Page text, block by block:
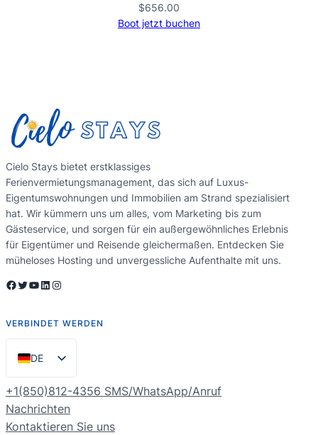
$656.00
Boot jetzt buchen
Cielo Stays bietet erstklassiges
Ferienvermietungsmanagement, das sich auf Luxus-
Eigentumswohnungen und Immobilien am Strand spezialisiert
hat. Wir kümmern uns um alles, vom Marketing bis zum
Gästeservice, und sorgen für ein außergewöhnliches Erlebnis
für Eigentümer und Reisende gleichermaßen. Entdecken Sie
müheloses Hosting und unvergessliche Aufenthalte mit uns.
Facebook Twitter YouTube LinkedIn Instagram
VERBINDET WERDEN
DE
EN
ES
PT
+1(850)812-4356 SMS/WhatsApp/Anruf
Nachrichten
Kontaktieren Sie uns